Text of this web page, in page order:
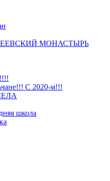
МОНАСТЫРЬ
С 2020-м!!!
школа